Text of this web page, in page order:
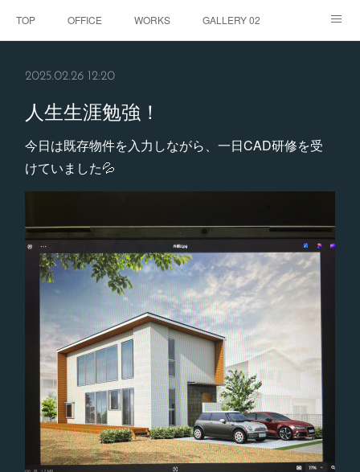
TOP OFFICE WORKS GALLERY 02
2025.02.26 12:20
人生生涯勉強！
今日は既存物件を入力しながら、一日CAD研修を受
けていました💦